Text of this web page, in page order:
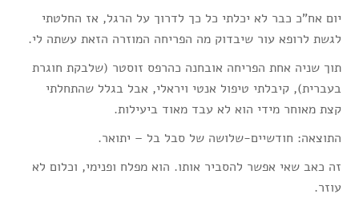
יום אח"כ כבר לא יכלתי כל כך לדרוך על הרגל, אז החלטתי
לגשת לרופא עור שיבדוק מה הפריחה המוזרה הזאת עשתה לי.
תוך שניה אחת הפריחה אובחנה כהרפס זוסטר (שלבקת חוגרת
בעברית), קיבלתי טיפול אנטי ויראלי, אבל בגלל שהתחלתי
קצת מאוחר מידי הוא לא עבד מאוד ביעילות.
התוצאה: חודשיים-שלושה של סבל בל – יתואר.
זה כאב שאי אפשר להסביר אותו. הוא מפלח ופנימי, וכלום לא
עוזר.